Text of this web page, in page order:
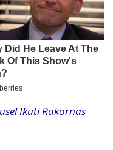
Ikuti Rakornas